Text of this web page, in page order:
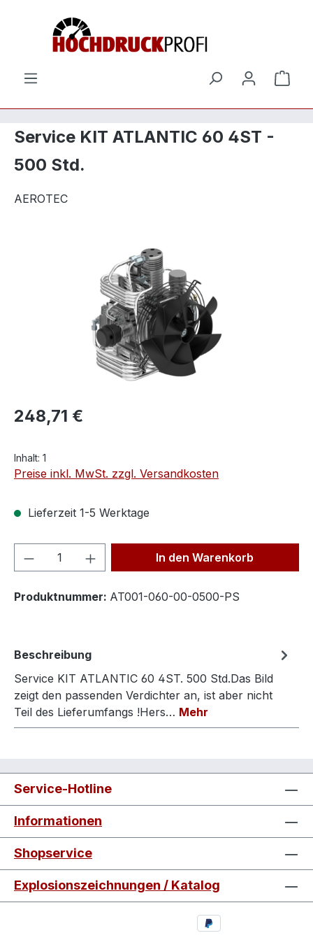
Zum Hauptinhalt springen
Service KIT ATLANTIC 60 4ST -
500 Std.
AEROTEC
248,71 €
Inhalt: 1
Preise inkl. MwSt. zzgl. Versandkosten
Lieferzeit 1-5 Werktage
Produkt Anzahl: Gib denIn den Warenkorb
Produktnummer: AT001-060-00-0500-PS
Beschreibung
Service KIT ATLANTIC 60 4ST. 500 Std.Das Bild
zeigt den passenden Verdichter an, ist aber nicht
Teil des Lieferumfangs !Hers… Mehr
Service-Hotline
Informationen
Shopservice
Explosionszeichnungen / Katalog